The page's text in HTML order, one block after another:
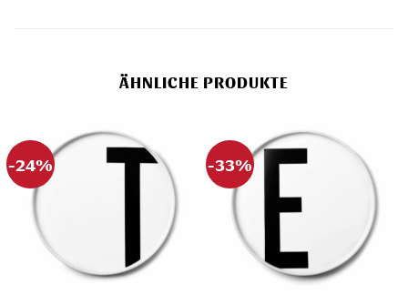
ÄHNLICHE PRODUKTE
-24% -33%